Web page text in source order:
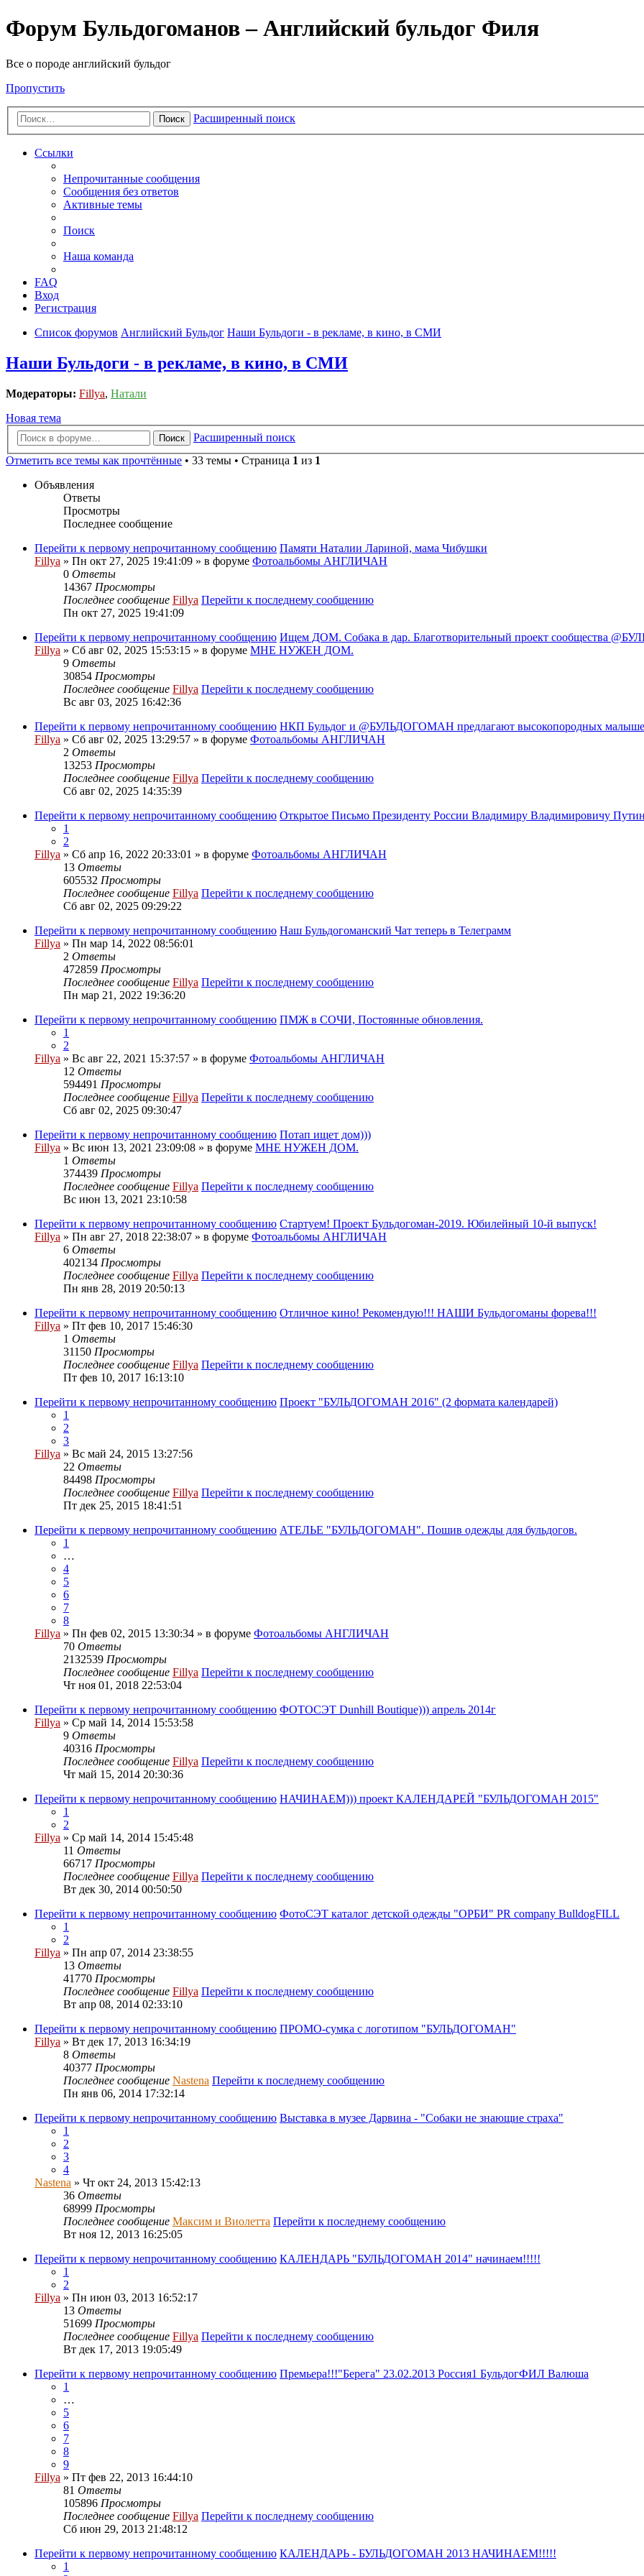
Форум Бульдогоманов – Английский бульдог Филя
Все о породе английский бульдог
Пропустить
Поиск Расширенный поиск
Ссылки
Непрочитанные сообщения
Сообщения без ответов
Активные темы
Поиск
Наша команда
FAQ
Вход
Регистрация
Список форумов Английский Бульдог Наши Бульдоги - в рекламе, в кино, в СМИ
Наши Бульдоги - в рекламе, в кино, в СМИ
Модераторы: Fillya, Натали
Новая тема
Поиск
Расширенный поиск
Отметить все темы как прочтённые • 33 темы • Страница 1 из 1
Объявления
Ответы
Просмотры
Последнее сообщение
Перейти к первому непрочитанному сообщению Памяти Наталии Лариной, мама Чибушки
Fillya » Пн окт 27, 2025 19:41:09 » в форуме Фотоальбомы АНГЛИЧАН
0 Ответы
14367 Просмотры
Последнее сообщение Fillya Перейти к последнему сообщению
Пн окт 27, 2025 19:41:09
Перейти к первому непрочитанному сообщению Ищем ДОМ. Собака в дар. Благотворительный проект сообщества
Fillya » Сб авг 02, 2025 15:53:15 » в форуме МНЕ НУЖЕН ДОМ.
9 Ответы
30854 Просмотры
Последнее сообщение Fillya Перейти к последнему сообщению
Вс авг 03, 2025 16:42:36
Перейти к первому непрочитанному сообщению НКП Бульдог и @БУЛЬДОГОМАН предлагают высокопородных
Fillya » Сб авг 02, 2025 13:29:57 » в форуме Фотоальбомы АНГЛИЧАН
2 Ответы
13253 Просмотры
Последнее сообщение Fillya Перейти к последнему сообщению
Сб авг 02, 2025 14:35:39
Перейти к первому непрочитанному сообщению Открытое Письмо Президенту России Владимиру Владимировичу
1
2
Fillya » Сб апр 16, 2022 20:33:01 » в форуме Фотоальбомы АНГЛИЧАН
13 Ответы
605532 Просмотры
Последнее сообщение Fillya Перейти к последнему сообщению
Сб авг 02, 2025 09:29:22
Перейти к первому непрочитанному сообщению Наш Бульдогоманский Чат теперь в Телеграмм
Fillya » Пн мар 14, 2022 08:56:01
2 Ответы
472859 Просмотры
Последнее сообщение Fillya Перейти к последнему сообщению
Пн мар 21, 2022 19:36:20
Перейти к первому непрочитанному сообщению ПМЖ в СОЧИ, Постоянные обновления.
1
2
Fillya » Вс авг 22, 2021 15:37:57 » в форуме Фотоальбомы АНГЛИЧАН
12 Ответы
594491 Просмотры
Последнее сообщение Fillya Перейти к последнему сообщению
Сб авг 02, 2025 09:30:47
Перейти к первому непрочитанному сообщению Потап ищет дом)))
Fillya » Вс июн 13, 2021 23:09:08 » в форуме МНЕ НУЖЕН ДОМ.
1 Ответы
374439 Просмотры
Последнее сообщение Fillya Перейти к последнему сообщению
Вс июн 13, 2021 23:10:58
Перейти к первому непрочитанному сообщению Стартуем! Проект Бульдогоман-2019. Юбилейный 10-й выпуск!
Fillya » Пн авг 27, 2018 22:38:07 » в форуме Фотоальбомы АНГЛИЧАН
6 Ответы
402134 Просмотры
Последнее сообщение Fillya Перейти к последнему сообщению
Пн янв 28, 2019 20:50:13
Перейти к первому непрочитанному сообщению Отличное кино! Рекомендую!!! НАШИ Бульдогоманы форева!!!
Fillya » Пт фев 10, 2017 15:46:30
1 Ответы
31150 Просмотры
Последнее сообщение Fillya Перейти к последнему сообщению
Пт фев 10, 2017 16:13:10
Перейти к первому непрочитанному сообщению Проект "БУЛЬДОГОМАН 2016" (2 формата календарей)
1
2
3
Fillya » Вс май 24, 2015 13:27:56
22 Ответы
84498 Просмотры
Последнее сообщение Fillya Перейти к последнему сообщению
Пт дек 25, 2015 18:41:51
Перейти к первому непрочитанному сообщению АТЕЛЬЕ "БУЛЬДОГОМАН". Пошив одежды для бульдогов.
1
…
4
5
6
7
8
Fillya » Пн фев 02, 2015 13:30:34 » в форуме Фотоальбомы АНГЛИЧАН
70 Ответы
2132539 Просмотры
Последнее сообщение Fillya Перейти к последнему сообщению
Чт ноя 01, 2018 22:53:04
Перейти к первому непрочитанному сообщению ФОТОСЭТ Dunhill Boutique))) апрель 2014г
Fillya » Ср май 14, 2014 15:53:58
9 Ответы
40316 Просмотры
Последнее сообщение Fillya Перейти к последнему сообщению
Чт май 15, 2014 20:30:36
Перейти к первому непрочитанному сообщению НАЧИНАЕМ))) проект КАЛЕНДАРЕЙ "БУЛЬДОГОМАН 2015"
1
2
Fillya » Ср май 14, 2014 15:45:48
11 Ответы
66717 Просмотры
Последнее сообщение Fillya Перейти к последнему сообщению
Вт дек 30, 2014 00:50:50
Перейти к первому непрочитанному сообщению ФотоСЭТ каталог детской одежды "ОРБИ" PR company BulldogFILL
1
2
Fillya » Пн апр 07, 2014 23:38:55
13 Ответы
41770 Просмотры
Последнее сообщение Fillya Перейти к последнему сообщению
Вт апр 08, 2014 02:33:10
Перейти к первому непрочитанному сообщению ПРОМО-сумка с логотипом "БУЛЬДОГОМАН"
Fillya » Вт дек 17, 2013 16:34:19
8 Ответы
40377 Просмотры
Последнее сообщение Nastena Перейти к последнему сообщению
Пн янв 06, 2014 17:32:14
Перейти к первому непрочитанному сообщению Выставка в музее Дарвина - "Собаки не знающие страха"
1
2
3
4
Nastena » Чт окт 24, 2013 15:42:13
36 Ответы
68999 Просмотры
Последнее сообщение Максим и Виолетта Перейти к последнему сообщению
Вт ноя 12, 2013 16:25:05
Перейти к первому непрочитанному сообщению КАЛЕНДАРЬ "БУЛЬДОГОМАН 2014" начинаем!!!!!
1
2
Fillya » Пн июн 03, 2013 16:52:17
13 Ответы
51699 Просмотры
Последнее сообщение Fillya Перейти к последнему сообщению
Вт дек 17, 2013 19:05:49
Перейти к первому непрочитанному сообщению Премьера!!!"Берега" 23.02.2013 Россия1 БульдогФИЛ Валюша
1
…
5
6
7
8
9
Fillya » Пт фев 22, 2013 16:44:10
81 Ответы
105896 Просмотры
Последнее сообщение Fillya Перейти к последнему сообщению
Сб июн 29, 2013 21:48:12
Перейти к первому непрочитанному сообщению КАЛЕНДАРЬ - БУЛЬДОГОМАН 2013 НАЧИНАЕМ!!!!!
1